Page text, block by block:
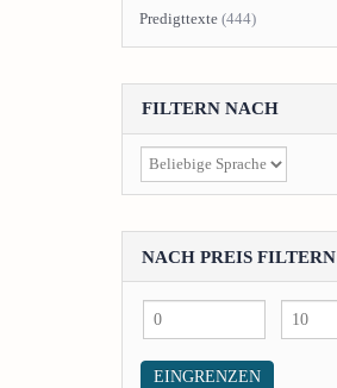
Predigttexte (444)
FILTERN NACH
NACH PREIS FILTERN
Min.
Preis
Max.
Preis
EINGRENZEN